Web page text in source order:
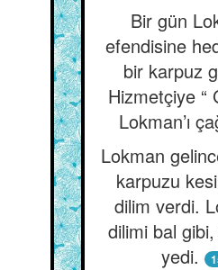
Bir gün
efendisine
bir karpuz
Hizmetçiye “
Lokman’ı
Lokman
karpuzu
dilim verdi.
dilimi bal
yedi.